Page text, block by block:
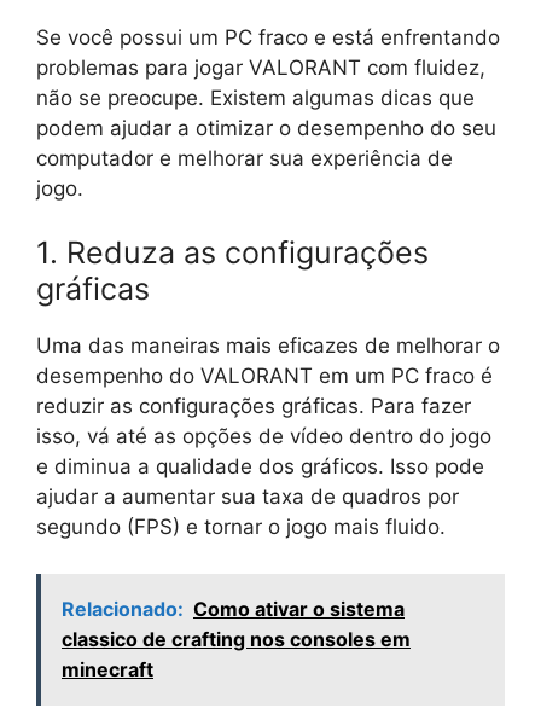
Se você possui um PC fraco e está enfrentando
problemas para jogar VALORANT com fluidez,
não se preocupe. Existem algumas dicas que
podem ajudar a otimizar o desempenho do seu
computador e melhorar sua experiência de
jogo.
1. Reduza as configurações
gráficas
Uma das maneiras mais eficazes de melhorar o
desempenho do VALORANT em um PC fraco é
reduzir as configurações gráficas. Para fazer
isso, vá até as opções de vídeo dentro do jogo
e diminua a qualidade dos gráficos. Isso pode
ajudar a aumentar sua taxa de quadros por
segundo (FPS) e tornar o jogo mais fluido.
Relacionado: Como ativar o sistema
classico de crafting nos consoles em
minecraft